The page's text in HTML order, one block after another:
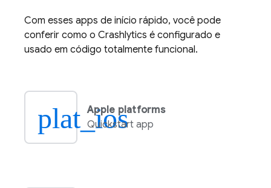
Com esses apps de início rápido, você pode
conferir como o Crashlytics é configurado e
usado em código totalmente funcional.
plat_ios
Apple platforms
Quickstart app